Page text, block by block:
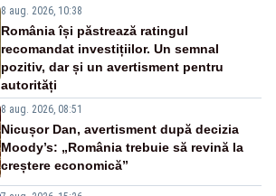
8 aug. 2026, 10:38
România își păstrează ratingul
recomandat investițiilor. Un semnal
pozitiv, dar și un avertisment pentru
autorități
8 aug. 2026, 08:51
Nicușor Dan, avertisment după decizia
Moody’s: „România trebuie să revină la
creștere economică”